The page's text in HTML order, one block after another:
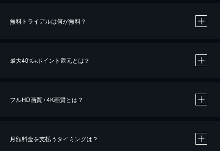
無料トライアルは何が無料？
最大40%※ポイント還元とは？
※40％ポイント還元の対象は、クレジットカード決済による作品の購入 / レンタルです。
iOSアプリのUコイン決済による作品の購入 / レンタルは、20％のポイント還元です。
フルHD画質 / 4K画質とは？
月額料金を支払うタイミングは？